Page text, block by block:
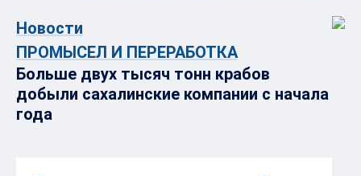
Новости
ПРОМЫСЕЛ И ПЕРЕРАБОТКА
Больше двух тысяч тонн крабов
добыли сахалинские компании с начала
года